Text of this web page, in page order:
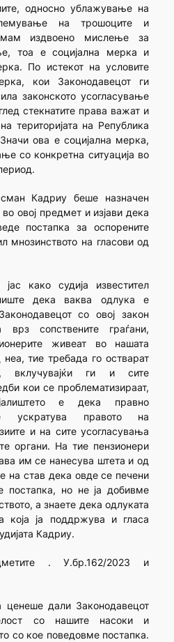
односно ублажување на
на трошоците и
издвоено мислење за
тоа е социјална мерка и
По истекот на условите
кои Законодавецот ги
законското усогласување
стекнатите права важат и
територијата на Република
ова е социјална мерка,
со конкретна ситуација во
Кадриу беше назначен
во овој предмет и изјави дека
постапка за оспорените
мнозинството на гласови од
како судија известител
дека ваква одлука е
со овој закон
врз сопствените граѓани,
живеат во нашата
тие требада го остварат
вклучувајќи ги и сите
кои се проблематизираат,
е дека правно
ускратува правото на
и на сите усогласувања
органи. На тие пензионери
им се нанесува штета и од
на став дека овде се печени
постапка, но не ја добивме
а знаете дека одлуката
ја поддржува и гласа
Кадриу.
. У.бр.162/2023 и
ценеше дали Законодавецот
со нашитe насоки и
со кое поведовме постапка.